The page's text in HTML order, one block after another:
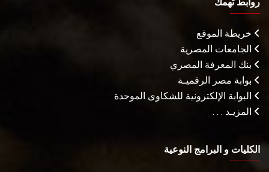
خريطة الموقع
الجامعات المصرية
بنك المعرفة المصري
بوابة مصر الرقميـة
البوابة الإلكترونية للشكاوى الموحدة
المزيـد . . .
الكليات و البرامج النوعية